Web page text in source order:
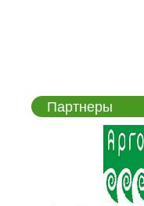
Партнеры